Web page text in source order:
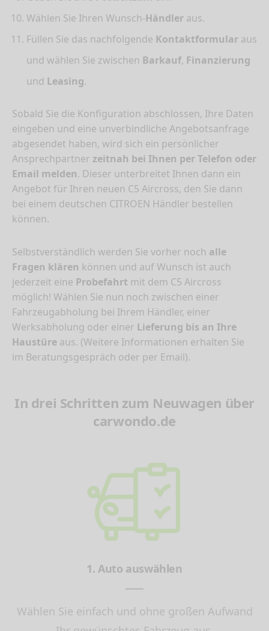
Wählen Sie Ihren Wunsch-Händler aus.
Füllen Sie das nachfolgende Kontaktformular aus
und wählen Sie zwischen Barkauf, Finanzierung
und Leasing.
Sobald Sie die Konfiguration abschlossen, Ihre Daten
eingeben und eine unverbindliche Angebotsanfrage
abgesendet haben, wird sich ein persönlicher
Ansprechpartner zeitnah bei Ihnen per Telefon oder
Email melden. Dieser unterbreitet Ihnen dann ein
Angebot für Ihren neuen C5 Aircross, den Sie dann
bei einem deutschen CITROEN Händler bestellen
können.
Selbstverständlich werden Sie vorher noch alle
Fragen klären können und auf Wunsch ist auch
jederzeit eine Probefahrt mit dem C5 Aircross
möglich! Wählen Sie nun noch zwischen einer
Fahrzeugabholung bei Ihrem Händler, einer
Werksabholung oder einer Lieferung bis an Ihre
Haustüre aus. (Weitere Informationen erhalten Sie
im Beratungsgespräch oder per Email).
In drei Schritten zum Neuwagen über
carwondo.de
1. Auto auswählen
Wählen Sie einfach und ohne großen Aufwand